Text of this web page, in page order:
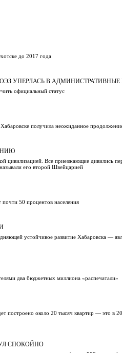
до 2017 года
УПЕРЛАСЬ В АДМИНИСТРАТИВНЫЕ
официальный статус
получила неожиданное
цивилизацией. Все приезжающие дивились
его второй Швейцарией
50 процентов населения
устойчивое развитие Хабаровска —
два бюджетных миллиона «распечатали»
построено около 20 тысяч квартир — это в
СПОКОЙНО